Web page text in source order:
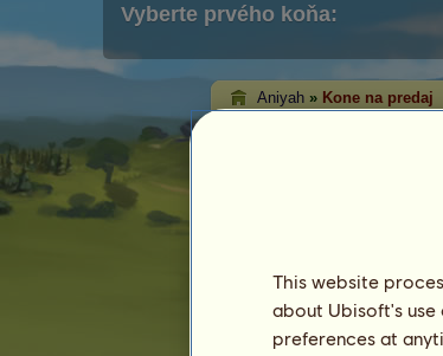
Vyberte prvého koňa:
Aniyah » Kone na predaj
Kôň
This website
about Ubisoft's use
preferences at